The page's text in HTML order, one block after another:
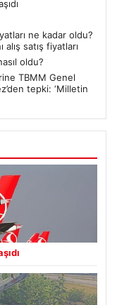
ne kadar oldu?
satış fiyatları
oldu?
TBMM Genel
tepki: ‘Milletin